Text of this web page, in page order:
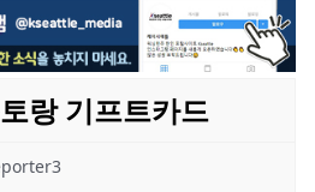
랑 기프트카드